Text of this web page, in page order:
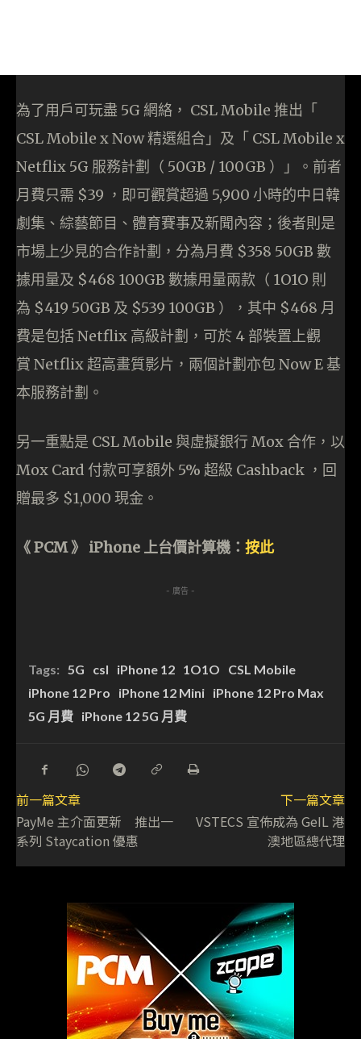
為了用戶可玩盡 5G 網絡， CSL Mobile 推出「
CSL Mobile x Now 精選組合」及「 CSL Mobile x
Netflix 5G 服務計劃（ 50GB / 100GB ）」。前者
月費只需 $39 ，即可觀賞超過 5,900 小時的中日韓
劇集、綜藝節目、體育賽事及新聞內容；後者則是
市場上少見的合作計劃，分為月費 $358 50GB 數
據用量及 $468 100GB 數據用量兩款（ 1O1O 則
為 $419 50GB 及 $539 100GB ），其中 $468 月
費是包括 Netflix 高級計劃，可於 4 部裝置上觀
賞 Netflix 超高畫質影片，兩個計劃亦包 Now E 基
本服務計劃。
另一重點是 CSL Mobile 與虛擬銀行 Mox 合作，以
Mox Card 付款可享額外 5% 超級 Cashback ，回
贈最多 $1,000 現金。
《 PCM 》 iPhone 上台價計算機： 按此
- 廣告 -
Tags: 5G csl iPhone 12 1O1O
CSL Mobile
iPhone 12 Pro
iPhone 12 Mini iPhone 12 Pro Max
5G 月費 iPhone 12 5G 月費
前一篇文章
PayMe 主介面更新 推出一
系列 Staycation 優惠
下一篇文章
VSTECS 宣佈成為 GeIL 港
澳地區總代理